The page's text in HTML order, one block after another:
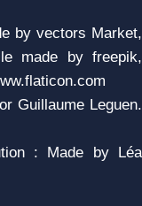
by vectors Market,
made by freepik,
Guillaume Leguen.
: Made by Léa